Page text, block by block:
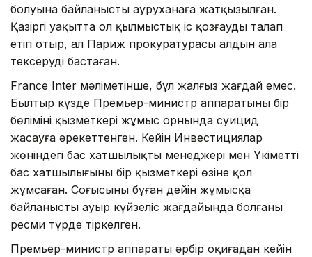
болуына байланысты ауруханаға жатқызылған.
Қазіргі уақытта ол қылмыстық іс қозғауды талап
етіп отыр, ал Париж прокуратурасы алдын ала
тексеруді бастаған.
France Inter мәліметінше, бұл жалғыз жағдай емес.
Былтыр күзде Премьер-министр аппаратының бір
бөлімінің қызметкері жұмыс орнында суицид
жасауға әрекеттенген. Кейін Инвестициялар
жөніндегі бас хатшылықтың менеджері мен Үкіметтің
бас хатшылығының бір қызметкері өзіне қол
жұмсаған. Соңғысының бұған дейін жұмысқа
байланысты ауыр күйзеліс жағдайында болғаны
ресми түрде тіркелген.
Премьер-министр аппараты әрбір оқиғадан кейін